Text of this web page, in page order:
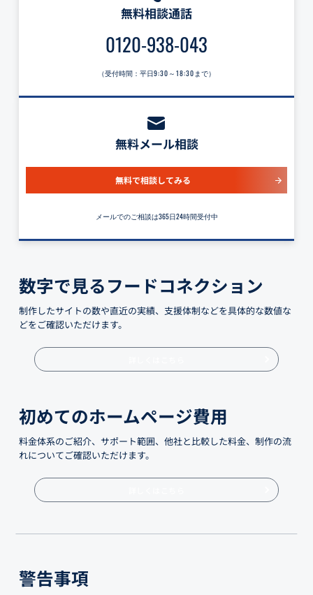
無料相談通話
0120-938-043
（受付時間：平日9:30～18:30 まで）
無料メール相談
無料で相談してみる
メールでのご相談は365日24時間受付中
数字で見るフードコネクション
制作したサイトの数や直近の実績、支援体制などを具体的な数値な
どをご確認いただけます。
初めてのホームページ費用
料金体系のご紹介、サポート範囲、他社と比較した料金、制作の流
れについてご確認いただけます。
警告事項